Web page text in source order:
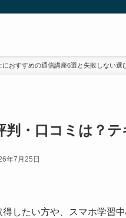
におすすめの通信講座6選と失敗しない選
・口コミは？
年7月25日
したい方や、スマホ学習